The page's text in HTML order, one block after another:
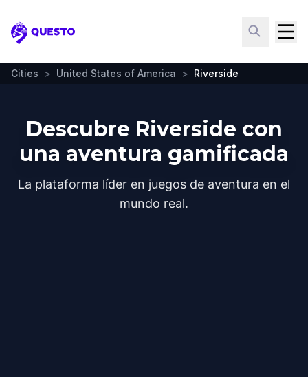
Questo
Cities > United States of America > Riverside
Descubre Riverside con
una aventura gamificada
La plataforma líder en juegos de aventura en el
mundo real.